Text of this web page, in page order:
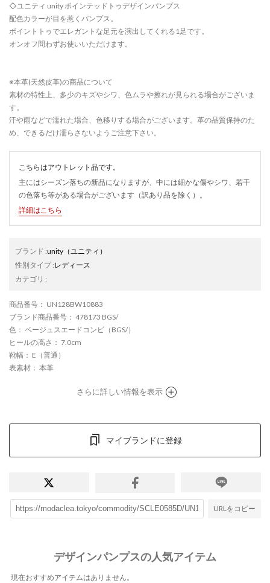
◇ユニティ unity ポインテッドトゥデザインパンプス
配色カラーが目を惹くパンプス。
ポイントトゥでエレガントな足元を演出してくれる1足です。
オンオフ問わずお使いいただけます。
※本革(天然皮革)の商品について
素材の特性上、多少のキズやシワ、色ムラや擦れが見られる場合がございま
す。
汗や雨などで濡れた場合、色移りする場合がございます。革の品質保持のた
め、できるだけ濡らさないようご注意下さい。
こちらはアウトレット品です。
主にはシーズン落ちの新品になりますが、中には細かな傷やシワ、若干
の色落ち等がある場合がございます（訳あり品を除く）。
詳細はこちら
ブランド :unity （ユニティ）
性別タイプ:レディース
カテゴリ :
商品番号 ： UN128BW10883
ブランド商品番号 ： 478173 BGS/
色 ： ベージュスエードコンビ（BGS/）
ヒールの高さ ： 7.0cm
靴幅 ： E（普通）
表素材 ： 本革
さらに詳しい情報を表示
マイブランドに登録
URLをコピー
デザインパンプスの人気アイテム
現在おすすめアイテムはありません。